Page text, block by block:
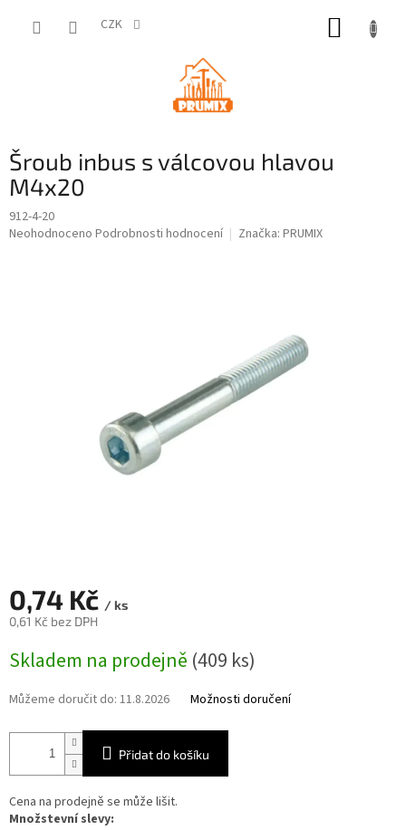
CZK
Šroub inbus s válcovou hlavou
M4x20
912-4-20
Průměrné
Neohodnoceno Podrobnosti hodnocení Značka: PRUMIX
0,74 Kč / ks
0,61 Kč bez DPH
cena:
Skladem na prodejně (409 ks)
Můžeme doručit do: 11.8.2026 Možnosti doručení
Přidat do košíku
Cena na prodejně se může lišit.
Množstevní slevy: